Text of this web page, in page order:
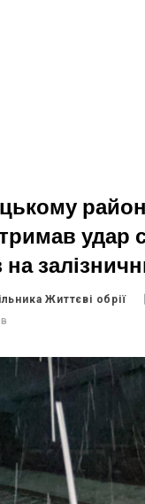
удар
на
Життєві обрії